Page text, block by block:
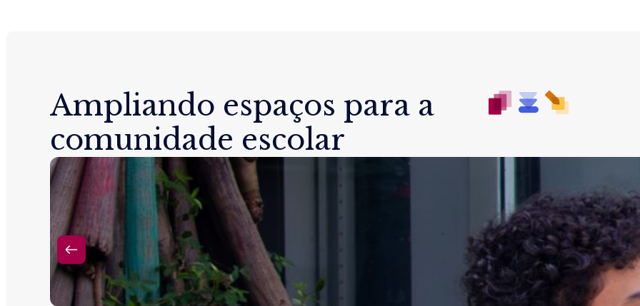
Ampliando espaços para a
comunidade escolar